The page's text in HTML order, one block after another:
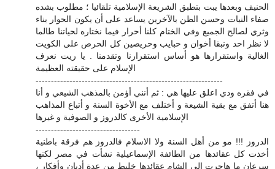
الحنيف وبعدها يبت بتطبق الشريعة الإسلامية تلقائيا ؛ مطلوب بشده
صفاء النيات وحسن الظن بالآخرين يساعد على أن يكون الحوار بناء
وثري لصالح الجميع وفي الختام كلنا أحرار فيما نختاره لحياتنا طالما
لا نظر احد ونبقا أخوان و حبايب وحريصين كل الحرص على الكويت
الغالية واستقرارها هو أساس استقرارنا وتقدمنا . يا ريت نعرف
الإسلام على حقيقته العظيمة
-------------------------------------------------------------
في فقره ودي اعلق عليها هي : ثم أنني أؤمن بالمذهب الشيعي و أنا
هنا أتفق مع بقية الشيعة و أختلف مع الأخوة السنة و أتباع المذاهب
الإسلامية الأخرى كالدروز و الصوفية و غيرها
----------------------------------
الدروز !!! مو من أهل السنة ولا الاسلام فالدروز هم فرقة باطنية
أخذت كل عقائدها من الطائفة الإسماعيلية نشأت في مصر لكنها
سرعان ما هاجرت إلى الشام عقائدها خليط من عدة أديان وأفكار ،